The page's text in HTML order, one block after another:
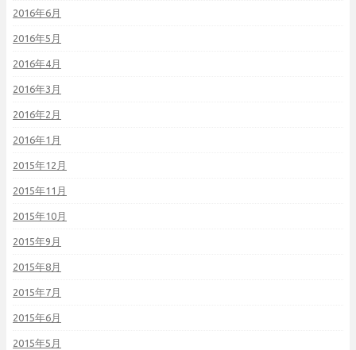
2016年6月
2016年5月
2016年4月
2016年3月
2016年2月
2016年1月
2015年12月
2015年11月
2015年10月
2015年9月
2015年8月
2015年7月
2015年6月
2015年5月